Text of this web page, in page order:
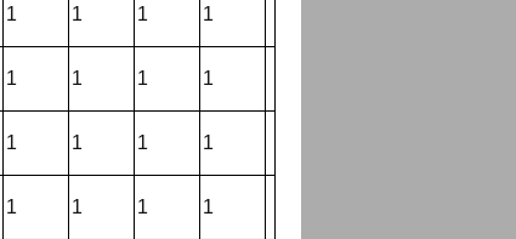
1 1 1 1
1 1 1 1
1 1 1 1
1 1 1 1